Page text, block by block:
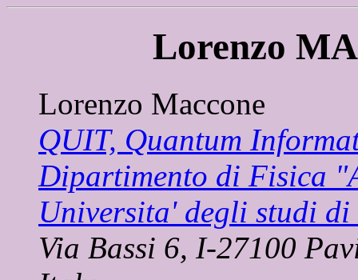
Lorenzo
Lorenzo Maccone
QUIT, Quantum
Dipartimento di Fisica
Universita' degli studi di
Via Bassi 6, I-27100